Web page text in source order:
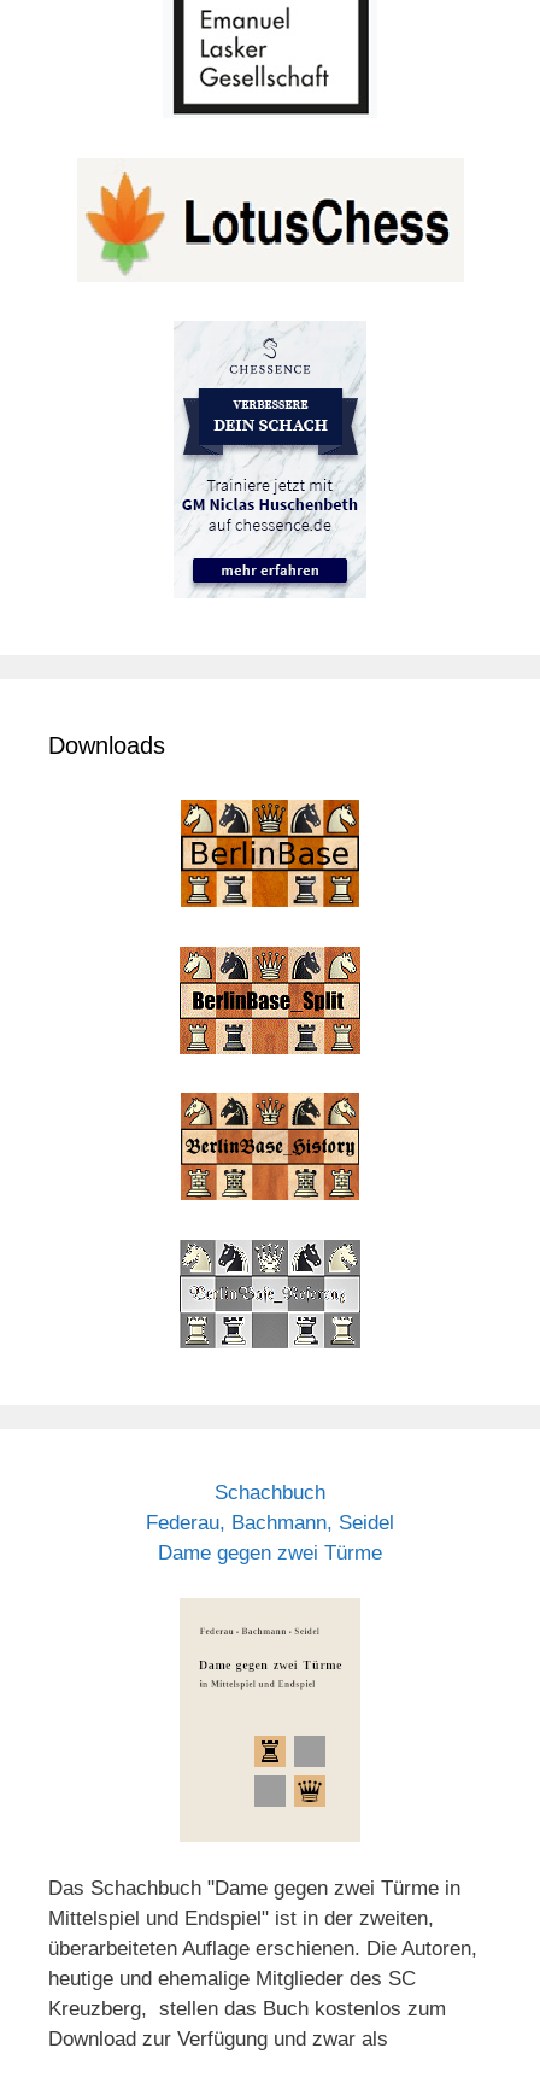
Downloads
Schachbuch
Federau, Bachmann, Seidel
Dame gegen zwei Türme
Das Schachbuch "Dame gegen zwei Türme in
Mittelspiel und Endspiel" ist in der zweiten,
überarbeiteten Auflage erschienen. Die Autoren,
heutige und ehemalige Mitglieder des SC
Kreuzberg, stellen das Buch kostenlos zum
Download zur Verfügung und zwar als